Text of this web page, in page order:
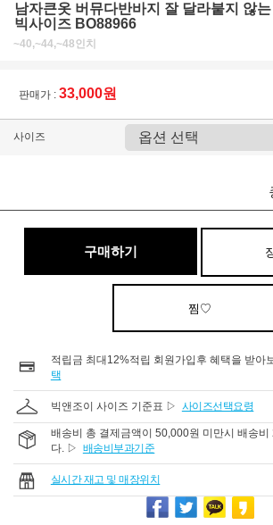
남자큰옷 버뮤다반바지 잘 달라붙지 않
빅사이즈 BO88966
~40,~44,~48인치
판매가 : 33,000원
사이즈
구매하기
찜♡
적립금 최대12%적립 회원가입후 혜택을 받아
택
빅앤조이 사이즈 기준표 ▷ 사이즈선택요령
배송비 총 결제금액이 50,000원 미만시 배송비
다. ▷ 배송비부과기준
실시간 재고 및 매장위치